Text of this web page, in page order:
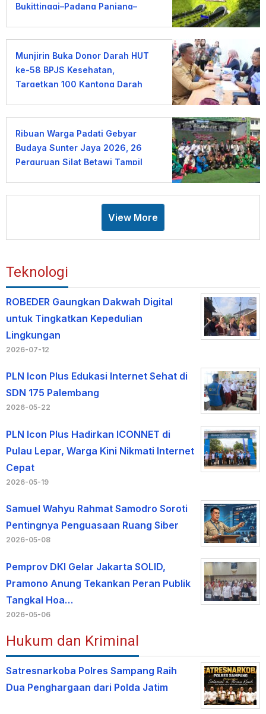
Bukittinggi–Padang Panjang–
Munjirin Buka Donor Darah HUT
ke-58 BPJS Kesehatan,
Targetkan 100 Kantong Darah
Ribuan Warga Padati Gebyar
Budaya Sunter Jaya 2026, 26
Perguruan Silat Betawi Tampil
View More
Teknologi
ROBEDER Gaungkan Dakwah Digital
untuk Tingkatkan Kepedulian
Lingkungan
2026-07-12
PLN Icon Plus Edukasi Internet Sehat di
SDN 175 Palembang
2026-05-22
PLN Icon Plus Hadirkan ICONNET di
Pulau Lepar, Warga Kini Nikmati Internet
Cepat
2026-05-19
Samuel Wahyu Rahmat Samodro Soroti
Pentingnya Penguasaan Ruang Siber
2026-05-08
Pemprov DKI Gelar Jakarta SOLID,
Pramono Anung Tekankan Peran Publik
Tangkal Hoa…
2026-05-06
Hukum dan Kriminal
Satresnarkoba Polres Sampang Raih
Dua Penghargaan dari Polda Jatim